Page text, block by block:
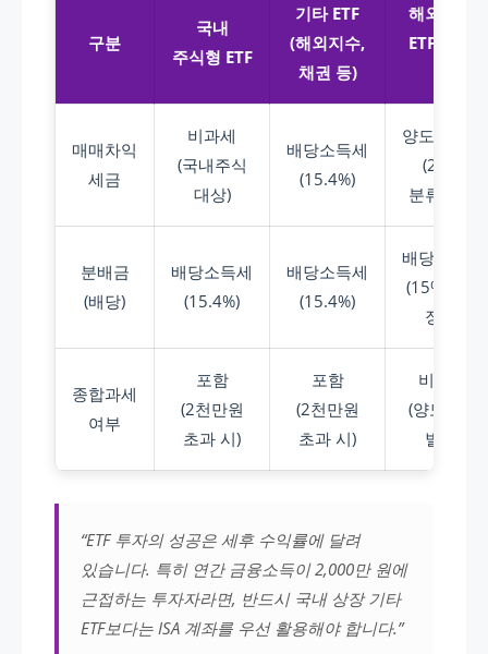
구분
국내
주식형 ETF
기타 ETF
(해외지수,
채권 등)
해외 상장
ETF (미국
매매차익
세금
비과세
(국내주식
대상)
배당소득세
(15.4%)
양도소득세
(22%,
분류과세)
분배금
(배당)
배당소득세
(15.4%)
배당소득세
(15.4%)
배당소득세
(15% 현지
징수)
종합과세
여부
포함
(2천만원
초과 시)
포함
(2천만원
초과 시)
비대상
(양도세는
별도)
“ETF 투자의 성공은 세후 수익률에 달려
있습니다. 특히 연간 금융소득이 2,000만 원에
근접하는 투자자라면, 반드시 국내 상장 기타
ETF보다는 ISA 계좌를 우선 활용해야 합니다.”